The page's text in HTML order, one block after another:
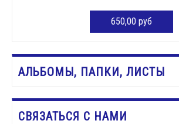
650,00 руб
АЛЬБОМЫ, ПАПКИ, ЛИСТЫ
СВЯЗАТЬСЯ С НАМИ